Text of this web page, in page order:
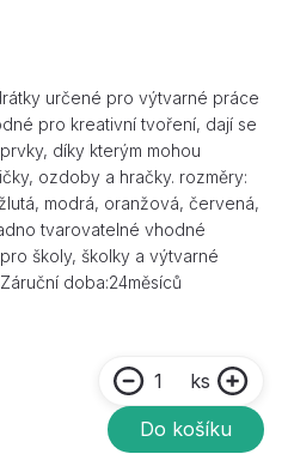
určené pro výtvarné práce
pro kreativní tvoření, dají se
díky kterým mohou
ozdoby a hračky. rozměry:
modrá, oranžová, červená,
tvarovatelné vhodné
školy, školky a výtvarné
doba:24měsíců
ks
Do košíku